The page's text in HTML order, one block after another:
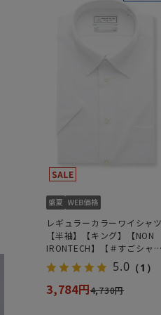
レギュラーカラーワイシャ
【半袖】【キング】【NON
IRONTECH】【＃すごシャ
ツ】
5.0 （1）
3,784円4,730円